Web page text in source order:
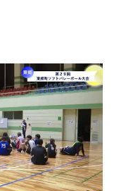
者様へのサー
いただくには、
『CCNetマイ
要となりま
ろしくお願い